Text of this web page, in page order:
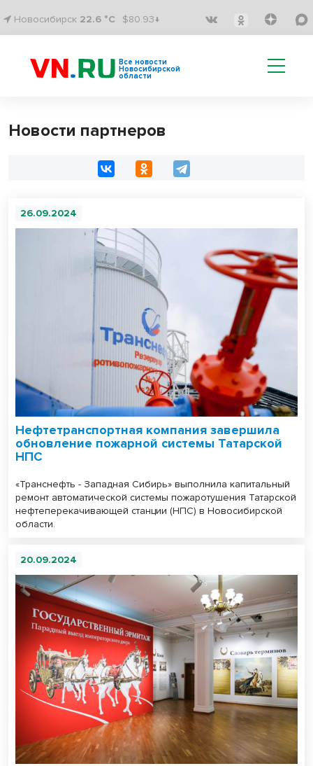
Новосибирск 22.6 °C $80.93↓
Все новости
Новосибирской
области
Новости партнеров
26.09.2024
Нефтетранспортная компания завершила
обновление пожарной системы Татарской
НПС
«Транснефть - Западная Сибирь» выполнила капитальный
ремонт автоматической системы пожаротушения Татарской
нефтеперекачивающей станции (НПС) в Новосибирской
области.
20.09.2024